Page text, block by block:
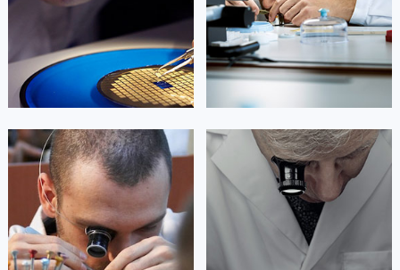
浙江省衢州市柯城区上街卡地亚售后服务中心（需提前预约）
浙江省绍兴市越城区胜利东路379号世茂天际中心写字楼8层805室卡地亚售后服务中心（需提前预约）
浙江省舟山市定海区解放东路卡地亚售后服务中心（需提前预约）
澳门特别行政区花地玛堂区关闸广场卡地亚售后服务中心（需提前预约）
澳门特别行政区花王堂区大三巴商圈卡地亚售后服务中心（需提前预约）
澳门省路氹城市金光大道卡地亚售后服务中心（需提前预约）
北京卡地亚维修  上海卡地亚维修
艾德琳·亚历桑德拉
资深卡地亚技师
是卡地亚手表售后服务中心
(卡地亚保养中心)
的高级技师之一
Guangzhou Cartier Maintain center
艾莉森·安吉莉亚
资深卡地亚技师
是卡地亚手表售后服务中心
(卡地亚保养中心)
的高级技师之一
Shenzhen Cartier Maintain center